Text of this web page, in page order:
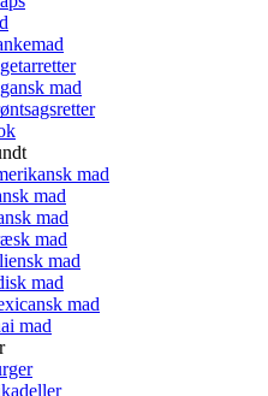
mad
mad
mad
mad
mad
mad
mad
mad
mad